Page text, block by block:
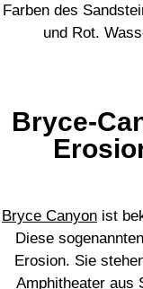
Farben des
und Rot.
Bryce-
Bryce Canyon ist
Diese
Erosion. Sie
Amphitheater aus